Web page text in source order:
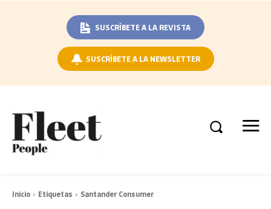
SUSCRÍBETE A LA REVISTA
SUSCRÍBETE A LA NEWSLETTER
Inicio Etiquetas Santander Consumer